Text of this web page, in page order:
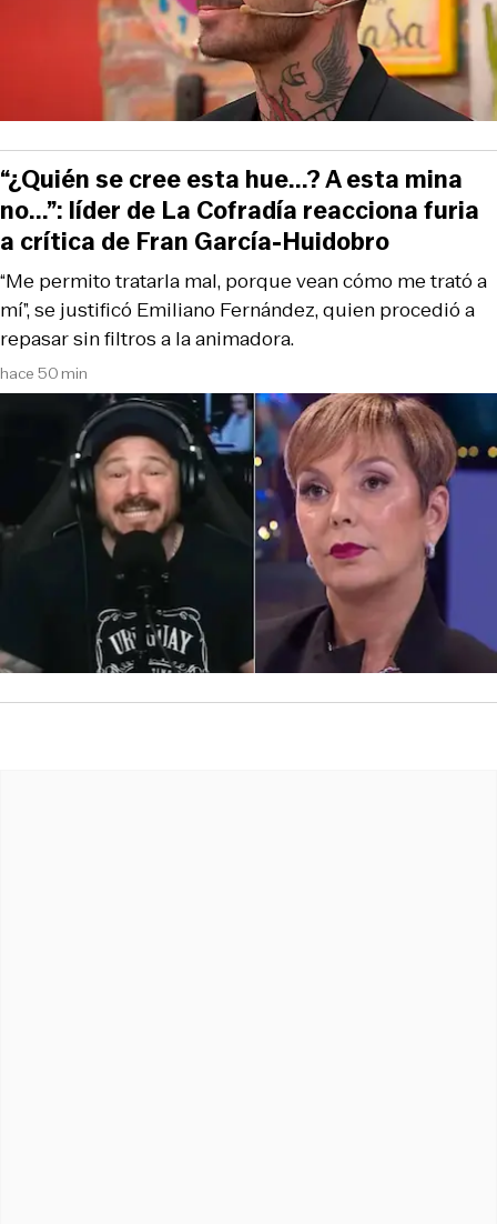
hace 50 min
“Me permito tratarla mal, porque vean cómo me trató a
mí”, se justificó Emiliano Fernández, quien procedió a
repasar sin filtros a la animadora.
“¿Quién se cree esta hue...? A esta mina
no...”: líder de La Cofradía reacciona furia
a crítica de Fran García-Huidobro